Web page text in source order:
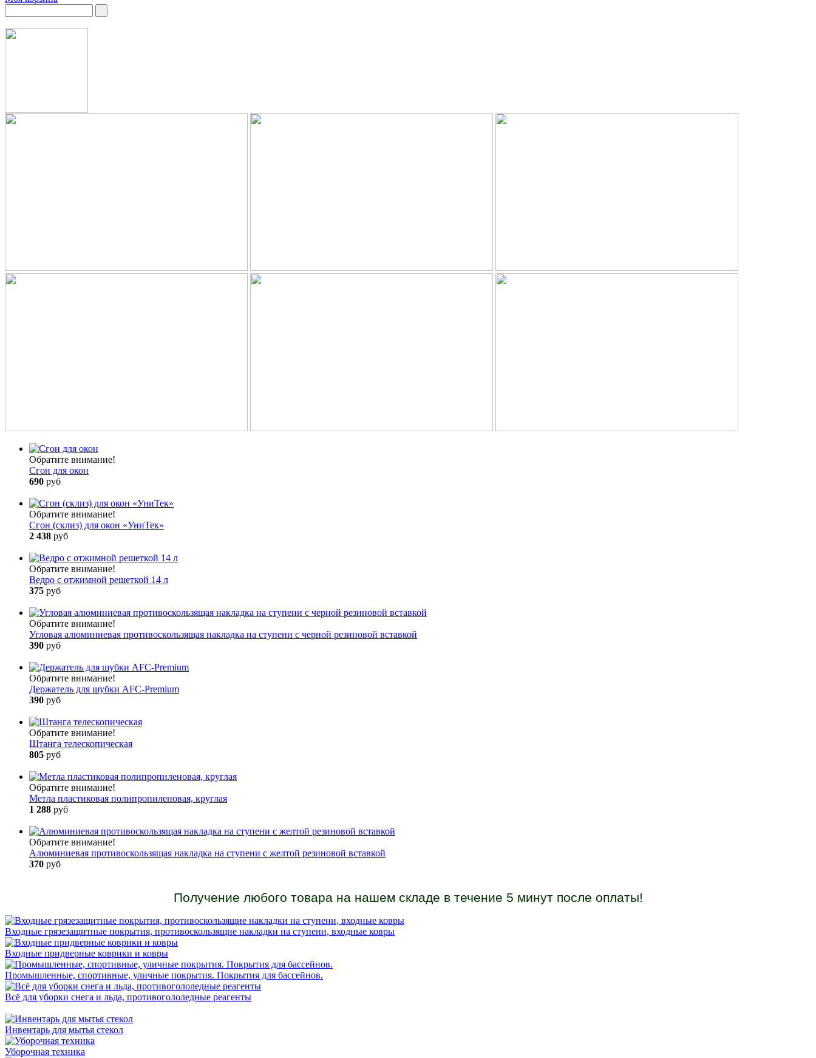
Обратите внимание!
Сгон для окон
690 руб
Обратите внимание!
Сгон (склиз) для окон «УниТек»
2 438 руб
Обратите внимание!
Ведро с отжимной решеткой 14 л
375 руб
Обратите внимание!
Угловая алюминиевая противоскользящая накладка на ступени с черной резиновой вставкой
390 руб
Обратите внимание!
Держатель для шубки AFC-Premium
390 руб
Обратите внимание!
Штанга телескопическая
805 руб
Обратите внимание!
Метла пластиковая полипропиленовая, круглая
1 288 руб
Обратите внимание!
Алюминиевая противоскользящая накладка на ступени с желтой резиновой вставкой
370 руб
Получение любого товара на нашем складе в течение 5 минут после оплаты!
Входные грязезащитные покрытия, противоскользящие накладки на ступени, входные ковры
Входные придверные коврики и ковры
Промышленные, спортивные, уличные покрытия. Покрытия для бассейнов.
Всё для уборки снега и льда, противогололедные реагенты
Инвентарь для мытья стекол
Уборочная техника